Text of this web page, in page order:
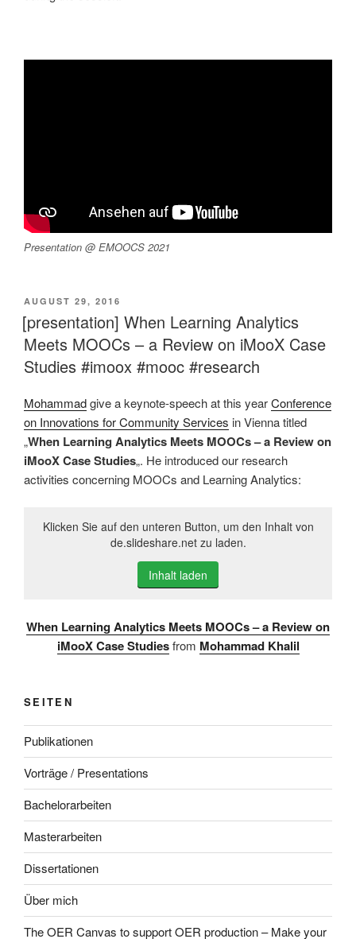
Presentation @ EMOOCS 2021
VERÖFFENTLICHT
AM
AUGUST 29, 2016
[presentation] When Learning Analytics
Meets MOOCs – a Review on iMooX Case
Studies #imoox #mooc #research
Mohammadgive a keynote-speech at this yearConference
on Innovations for Community Services in Vienna titled
„When Learning Analytics Meets MOOCs – a Review on
iMooX Case Studies„. He introduced our research
activities concerning MOOCs and Learning Analytics:
Klicken Sie auf den unteren Button, um den Inhalt von
de.slideshare.net zu laden.
Inhalt laden
When Learning Analytics Meets MOOCs – a Review on
iMooX Case Studies from Mohammad Khalil
SEITEN
Publikationen
Vorträge / Presentations
Bachelorarbeiten
Masterarbeiten
Dissertationen
Über mich
The OER Canvas to support OER production – Make your